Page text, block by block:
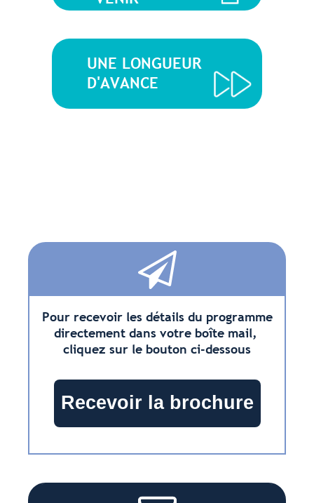
UNE LONGUEUR
D'AVANCE
Pour recevoir les détails du programme
directement dans votre boîte mail,
cliquez sur le bouton ci-dessous
Recevoir la brochure